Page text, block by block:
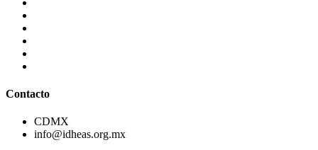
Contacto
CDMX
info@idheas.org.mx